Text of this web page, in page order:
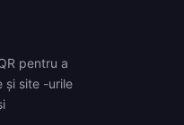
pentru a
și site -urile